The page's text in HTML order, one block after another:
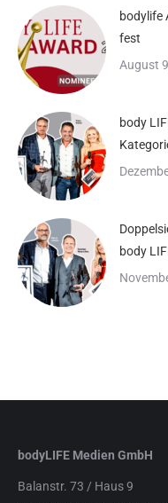
bodylife
fest
August
body
body
bodyLIFE Medien GmbH
Balanstr. 73 / Haus 9